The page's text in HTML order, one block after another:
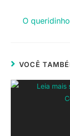
O
VOCÊ